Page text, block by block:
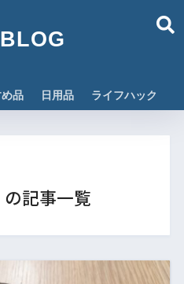
品 日用品 ライフハック
の記事一覧